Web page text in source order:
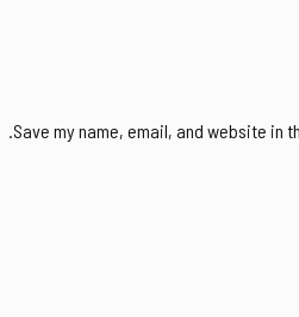
Save my name, email, and website in